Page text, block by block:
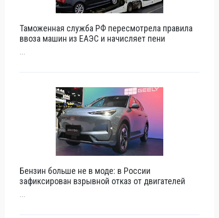
Таможенная служба РФ пересмотрела правила
ввоза машин из ЕАЭС и начисляет пени
...
Бензин больше не в моде: в России
зафиксирован взрывной отказ от двигателей
...